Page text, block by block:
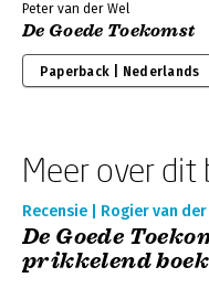
Peter van der Wel
De Goede Toekomst
Paperback | Nederlands
Meer over dit
Recensie | Rogier van der
De Goede
prikkelend